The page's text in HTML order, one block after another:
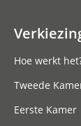
Hoe werkt
Tweede
Eerste Kamer